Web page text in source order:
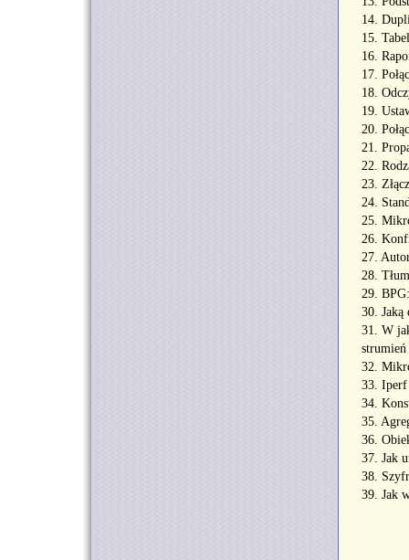
14.
15.
16.
17.
18.
19.
20.
21.
22.
23.
24.
25.
26.
27.
28.
29.
30. Jaką
31. W
32.
33. Iperf
34.
35.
36.
37. Jak
38.
39. Jak